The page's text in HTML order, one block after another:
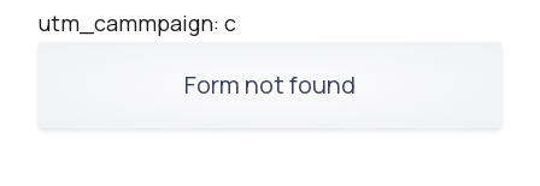
utm_cammpaign: c
Form not found